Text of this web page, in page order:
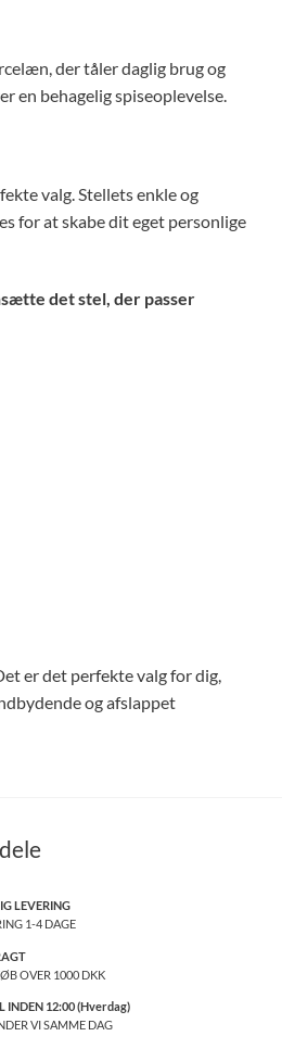
der tåler daglig brug og
en behagelig spiseoplevelse.
valg. Stellets enkle og
for at skabe dit eget personlige
det stel, der passer
er det perfekte valg for dig,
og afslappet
LEVERING
1-4 DAGE
OVER 1000DKK
INDEN 12:00 (Hverdag)
VI SAMME DAG